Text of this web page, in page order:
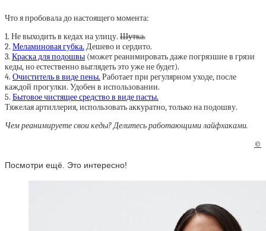
Что я пробовала до настоящего момента:
1. Не выходить в кедах на улицу. Шутка.
2. Меламиновая губка. Дешево и сердито.
3. Краска для подошвы (может реанимировать даже погрязшие в грязи
кеды, но естественно выглядеть это уже не будет).
4. Очиститель в виде пены. Работает при регулярном уходе, после
каждой прогулки. Удобен в использовании.
5. Бытовое чистящее средство в виде пасты.
Тяжелая артиллерия, использовать аккуратно, только на подошву.
Чем реанимируетесвои кеды? Делитесь работающими лайфхаками.
©
Посмотри ещё. Это интересно!